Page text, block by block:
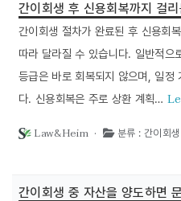
간이회생 후 신용회복까지 걸
간이회생 절차가 완료된 후 신용회
따라 달라질 수 있습니다. 일반적으
등급은 바로 회복되지 않으며, 일정
다. 신용회복은 주로 상환 계획…
Law&Heim · 분류 : 간이회생
간이회생 중 자산을 양도하면